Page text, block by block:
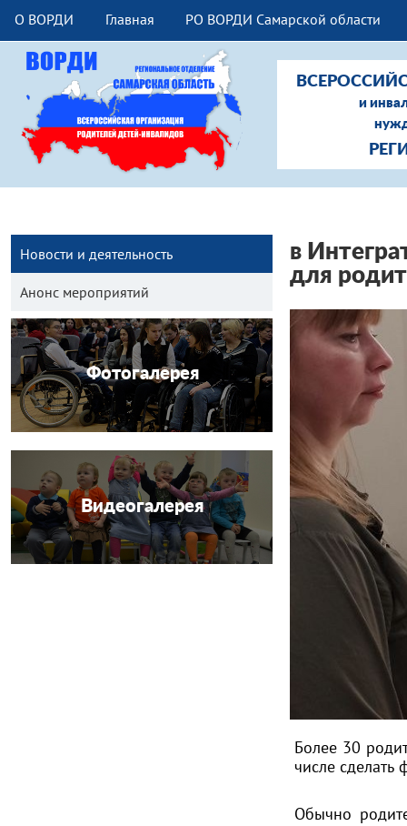
О ВОРДИ Главная РО ВОРДИ Самарской области
и
Новости и деятельность
Анонс мероприятий
Фотогалерея
Видеогалерея
в
для
Более 30
числе
Обычно